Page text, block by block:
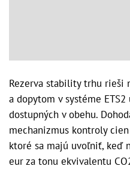
Rezerva stability trhu rieši
a dopytom v systéme
dostupných v obehu.
mechanizmus kontroly
ktoré sa majú uvoľniť, keď
eur za tonu ekvivalentu